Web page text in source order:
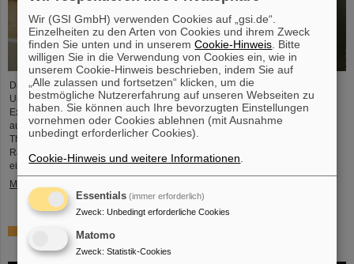
Dr. Guy Leckenby ist für seine herausragende Promotionsarbeit zur
Untersuchung des gebundenen Betazerfalls mit Experimenten am GSI/FAIR-
Experimentierspeicherring ESR mit dem FAIR-GSI PhD Award 2025
ausgezeichnet worden. Seine Präzisionsmessung an vollständig ionisierten
Thallium-205-Ionen trug zur Lösung eines seit Jahrzehnten bestehenden
Rätsels über den Ursprung von Blei in unserem Sonnensystem bei und stellt
eine herausragende Leistung für GSI/FAIR dar.
Mehr »
ALICE löst Rätsel um Erzeugung und Überleben leichter
Atomkerne – GSI/FAIR-Forschende beteiligt
Wir (GSI GmbH) verwenden Cookies auf „gsi.de“.
Einzelheiten zu den Arten von Cookies und ihrem Zweck
finden Sie unten und in unseremCookie-Hinweis . Bitte
willigen Sie in die Verwendung von Cookies ein, wie in
unserem Cookie-Hinweis beschrieben, indem Sie auf
„Alle zulassen und fortsetzen“ klicken, um die
bestmögliche Nutzererfahrung auf unseren Webseiten zu
haben. Sie können auch Ihre bevorzugten Einstellungen
vornehmen oder Cookies ablehnen (mit Ausnahme
unbedingt erforderlicher Cookies).
Cookie-Hinweis und weitere Informationen
Essentials (immer erforderlich)
Zweck: Unbedingt erforderliche Cookies
Matomo
Zweck: Statistik-Cookies